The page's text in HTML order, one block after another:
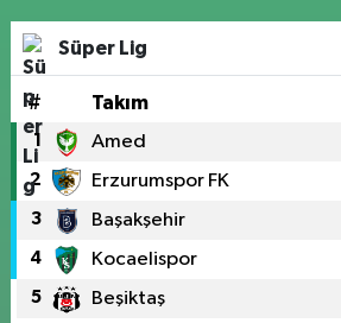
Süper Lig
# Takım
1 Amed
2 Erzurumspor FK
3 Başakşehir
4 Kocaelispor
5 Beşiktaş